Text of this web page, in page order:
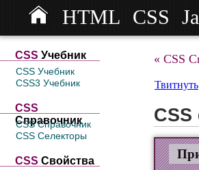
HTML CSS
СSS Учебник
CSS Учебник
CSS3 Учебник
CSS
Справочник
CSS Справочник
CSS Селекторы
CSS Свойства
« CSS
Твитнуть
CSS